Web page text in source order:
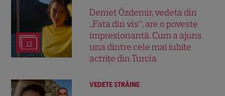
12
Demet Özdemir, vedeta din
„Fata din vis”, are o poveste
impresionantă. Cum a ajuns
una dintre cele mai iubite
actrițe din Turcia
VEDETE STRĂINE